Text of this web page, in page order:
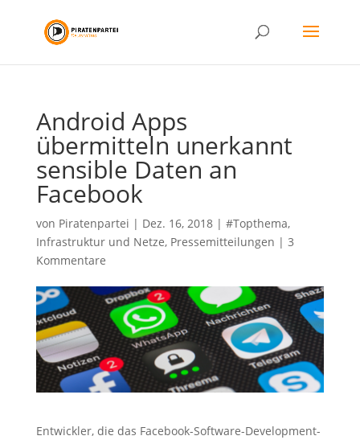
Android Apps
übermitteln unerkannt
sensible Daten an
Facebook
von Piratenpartei | Dez. 16, 2018| #Topthema,
Infrastruktur und Netze, Pressemitteilungen | 3
Kommentare
Entwickler, die das Facebook-Software-Development-